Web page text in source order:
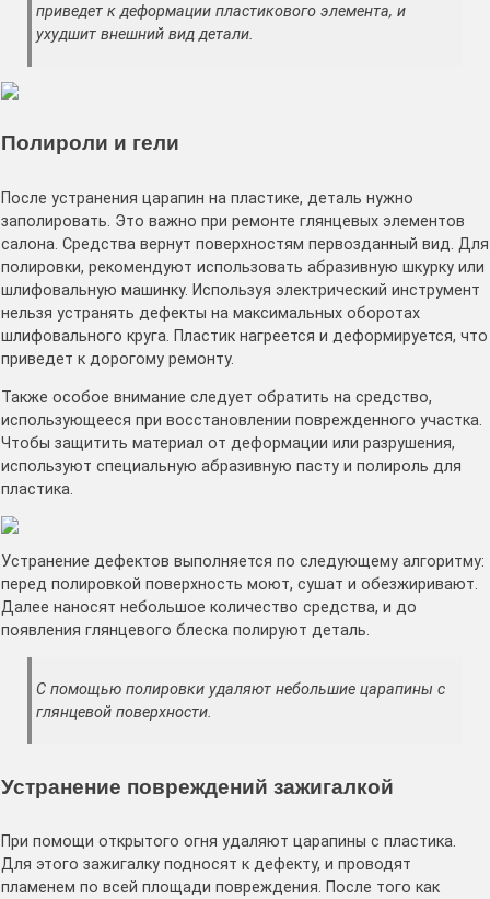
приведет к деформации пластикового элемента, и
ухудшит внешний вид детали.
Полироли и гели
После устранения царапин на пластике, деталь нужно
заполировать. Это важно при ремонте глянцевых элементов
салона. Средства вернут поверхностям первозданный вид. Для
полировки, рекомендуют использовать абразивную шкурку или
шлифовальную машинку. Используя электрический инструмент
нельзя устранять дефекты на максимальных оборотах
шлифовального круга. Пластик нагреется и деформируется, что
приведет к дорогому ремонту.
Также особое внимание следует обратить на средство,
использующееся при восстановлении поврежденного участка.
Чтобы защитить материал от деформации или разрушения,
используют специальную абразивную пасту и полироль для
пластика.
Устранение дефектов выполняется по следующему алгоритму:
перед полировкой поверхность моют, сушат и обезжиривают.
Далее наносят небольшое количество средства, и до
появления глянцевого блеска полируют деталь.
С помощью полировки удаляют небольшие царапины с
глянцевой поверхности.
Устранение повреждений зажигалкой
При помощи открытого огня удаляют царапины с пластика.
Для этого зажигалку подносят к дефекту, и проводят
пламенем по всей площади повреждения. После того как